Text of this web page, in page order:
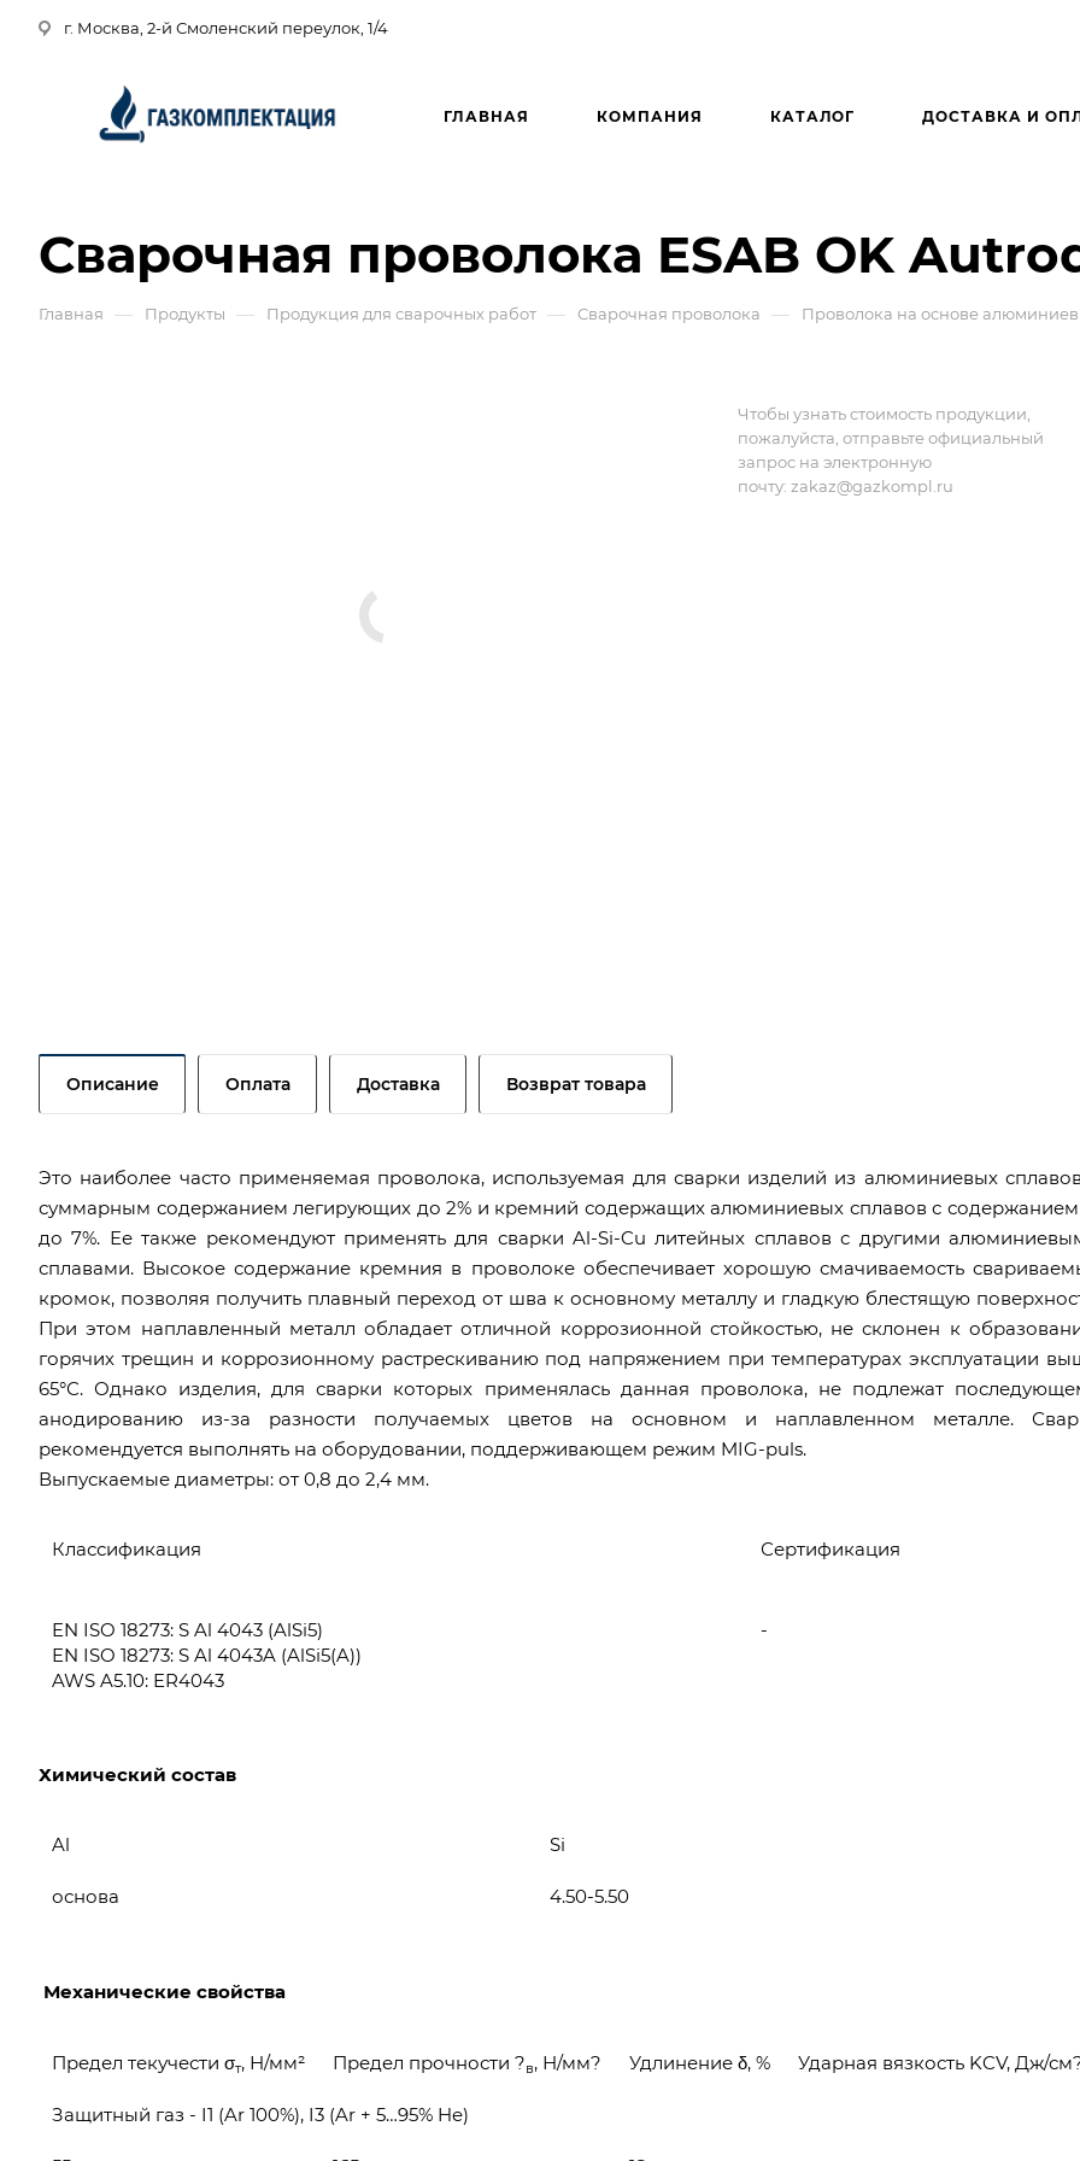
г. Москва, 2-й Смоленский переулок, 1/4
ГЛАВНАЯ КОМПАНИЯ КАТАЛОГ ДОСТАВКА И
Сварочная проволока ESAB OK
Главная — Продукты — Продукция для сварочных работ — Сварочная проволока — Проволока на основе
Чтобы узнать стоимость продукции,
пожалуйста, отправьте официальный
запрос на электронную
почту: zakaz@gazkompl.ru
Описание Оплата Доставка Возврат товара
Это наиболее часто применяемая проволока, используемая для сварки изделий из алюминиевых
суммарным содержанием легирующих до 2% и кремний содержащих алюминиевых сплавов с содержанием
до 7%. Ее также рекомендуют применять для сварки Al-Si-Cu литейных сплавов с другими
сплавами. Высокое содержание кремния в проволоке обеспечивает хорошую смачиваемость
кромок, позволяя получить плавный переход от шва к основному металлу и гладкую блестящую
При этом наплавленный металл обладает отличной коррозионной стойкостью, не склонен к
горячих трещин и коррозионному растрескиванию под напряжением при температурах эксплуатации
65°С. Однако изделия, для сварки которых применялась данная проволока, не подлежат
анодированию из-за разности получаемых цветов на основном и наплавленном металле.
рекомендуется выполнять на оборудовании, поддерживающем режим MIG-puls.
Выпускаемые диаметры: от 0,8 до 2,4 мм.
Классификация Сертификация
EN ISO 18273: S Al 4043 (AlSi5)
EN ISO 18273: S Al 4043A (AlSi5(A))
AWS A5.10: ER4043
-
Химический состав
Al Si
основа 4.50-5.50
Механические свойства
Предел текучести σт, Н/мм² Предел прочности ?в, Н/мм? Удлинение δ, % Ударная вязкость KCV, Дж/
Защитный газ - I1 (Ar 100%), I3 (Ar + 5…95% He)